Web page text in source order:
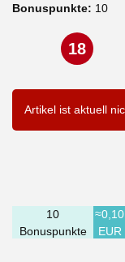
Bonuspunkte: 10
18
Artikel ist aktuell
10
Bonuspunkte
≈0,10
EUR